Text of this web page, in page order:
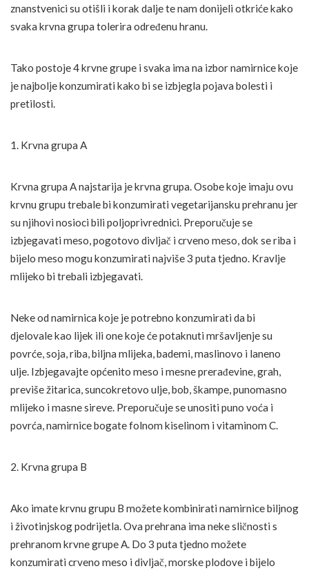
znanstvenici su otišli i korak dalje te nam donijeli otkriće kako
svaka krvna grupa tolerira određenu hranu.
Tako postoje 4 krvne grupe i svaka ima na izbor namirnice koje
je najbolje konzumirati kako bi se izbjegla pojava bolesti i
pretilosti.
1. Krvna grupa A
Krvna grupa A najstarija je krvna grupa. Osobe koje imaju ovu
krvnu grupu trebale bi konzumirati vegetarijansku prehranu jer
su njihovi nosioci bili poljoprivrednici. Preporučuje se
izbjegavati meso, pogotovo divljač i crveno meso, dok se riba i
bijelo meso mogu konzumirati najviše 3 puta tjedno. Kravlje
mlijeko bi trebali izbjegavati.
Neke od namirnica koje je potrebno konzumirati da bi
djelovale kao lijek ili one koje će potaknuti mršavljenje su
povrće, soja, riba, biljna mlijeka, bademi, maslinovo i laneno
ulje. Izbjegavajte općenito meso i mesne prerađevine, grah,
previše žitarica, suncokretovo ulje, bob, škampe, punomasno
mlijeko i masne sireve. Preporučuje se unositi puno voća i
povrća, namirnice bogate folnom kiselinom i vitaminom C.
2. Krvna grupa B
Ako imate krvnu grupu B možete kombinirati namirnice biljnog
i životinjskog podrijetla. Ova prehrana ima neke sličnosti s
prehranom krvne grupe A. Do 3 puta tjedno možete
konzumirati crveno meso i divljač, morske plodove i bijelo